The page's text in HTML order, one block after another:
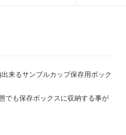
来るサンプルカップ保存用ボック
でも保存ボックスに収納する事が